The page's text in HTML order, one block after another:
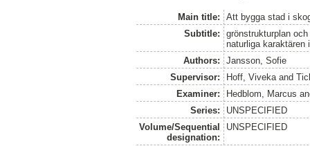
Main title:
Att bygga stad i
Subtitle:
grönstrukturplan
naturliga karaktären
Authors:
Jansson, Sofie
Supervisor:
Hoff, Vivekaand
Examiner:
Hedblom, Marcus
Series:
UNSPECIFIED
Volume/Sequential
designation:
UNSPECIFIED